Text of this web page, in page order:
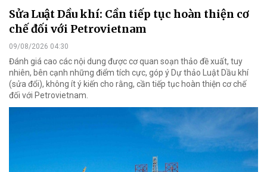
Sửa Luật Dầu khí: Cần tiếp tục hoàn thiện cơ
chế đối với Petrovietnam
09/08/2026 04:30
Đánh giá cao các nội dung được cơ quan soạn thảo đề xuất, tuy
nhiên, bên cạnh những điểm tích cực, góp ý Dự thảo Luật Dầu khí
(sửa đổi), không ít ý kiến cho rằng, cần tiếp tục hoàn thiện cơ chế
đối với Petrovietnam.